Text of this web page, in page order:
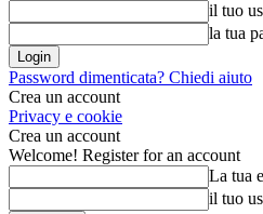
il tuo
la tua
Password dimenticata? Chiedi aiuto
Crea un account
Privacy e cookie
Crea un account
Welcome! Register for an account
La tua
il tuo